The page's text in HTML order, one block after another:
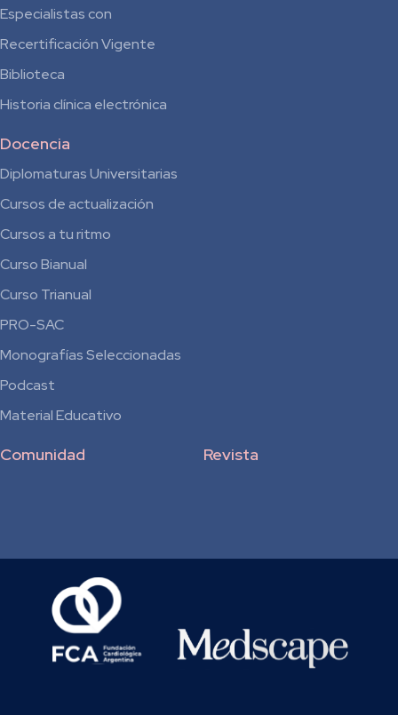
Especialistas con
Recertificación Vigente
Biblioteca
Historia clínica electrónica
Docencia
Diplomaturas Universitarias
Cursos de actualización
Cursos a tu ritmo
Curso Bianual
para
Residentes
Curso Trianual
PRO-SAC
Monografías Seleccionadas
Podcast
Material Educativo
Revista
Comunidad